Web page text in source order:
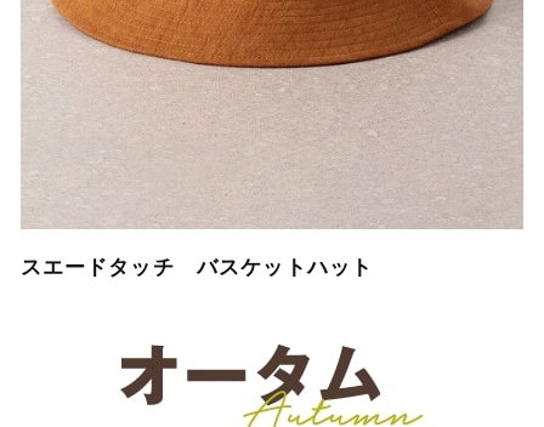
スエードタッチ バスケットハット